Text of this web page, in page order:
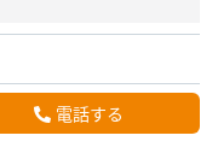
電話する